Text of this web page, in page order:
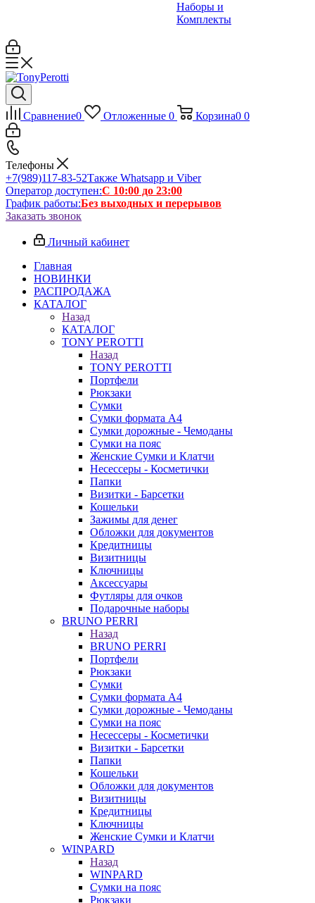
Наборы и
Комплекты
Сравнение0 Отложенные 0 Корзина0 0
Телефоны
+7(989)117-83-52Также Whatsapp и Viber
Оператор доступен:С 10:00 до 23:00
График работы:Без выходных и перерывов
Заказать звонок
Личный кабинет
Главная
НОВИНКИ
РАСПРОДАЖА
КАТАЛОГ
Назад
КАТАЛОГ
TONY PEROTTI
Назад
TONY PEROTTI
Портфели
Рюкзаки
Сумки
Сумки формата А4
Сумки дорожные - Чемоданы
Сумки на пояс
Женские Сумки и Клатчи
Несессеры - Косметички
Папки
Визитки - Барсетки
Кошельки
Зажимы для денег
Обложки для документов
Кредитницы
Визитницы
Ключницы
Аксессуары
Футляры для очков
Подарочные наборы
BRUNO PERRI
Назад
BRUNO PERRI
Портфели
Рюкзаки
Сумки
Сумки формата А4
Сумки дорожные - Чемоданы
Сумки на пояс
Несессеры - Косметички
Визитки - Барсетки
Папки
Кошельки
Обложки для документов
Визитницы
Кредитницы
Ключницы
Женские Сумки и Клатчи
WINPARD
Назад
WINPARD
Сумки на пояс
Рюкзаки